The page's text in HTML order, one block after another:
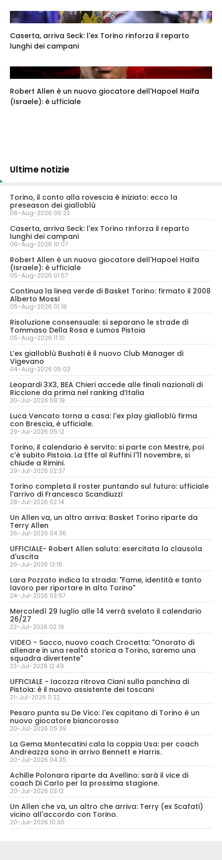
Caserta, arriva Seck: l'ex Torino rinforza il reparto
lunghi dei campani
Robert Allen è un nuovo giocatore dell'Hapoel Haifa
(Israele): è ufficiale
Ultime notizie
Torino, il conto alla rovescia è iniziato: ecco la
preseason dei gialloblù
06-Aug-2026 06:23
Caserta, arriva Seck: l'ex Torino rinforza il reparto
lunghi dei campani
06-Aug-2026 10:07
Robert Allen è un nuovo giocatore dell'Hapoel Haifa
(Israele): è ufficiale
05-Aug-2026 01:57
Continua la linea verde di Basket Torino: firmato il 2008
Alberto Mossi
05-Aug-2026 01:18
Risoluzione consensuale: si separano le strade di
Tommaso Della Rosa e Lumos Pistoia
05-Aug-2026 11:10
L’ex gialloblù Bushati è il nuovo Club Manager di
Vigevano
04-Aug-2026 05:03
Leopardi 3X3, BEA Chieri accede alle finali nazionali di
Riccione da prima nel ranking d’Italia
30-Jul-2026 08:19
Luca Vencato torna a casa: l'ex play gialloblù firma
con Brescia, è ufficiale.
29-Jul-2026 05:12
Torino, il calendario è servito: si parte con Mestre, poi
c'è subito Pistoia. La Effe al Ruffini l'11 novembre, si
chiude a Rimini.
29-Jul-2026 02:37
Torino completa il roster puntando sul futuro: ufficiale
l'arrivo di Francesco Scandiuzzi
28-Jul-2026 02:14
Un Allen va, un altro arriva: Basket Torino riparte da
Terry Allen
26-Jul-2026 04:36
UFFICIALE- Robert Allen saluta: esercitata la clausola
d'uscita
26-Jul-2026 12:15
Lara Pozzato indica la strada: "Fame, identità e tanto
lavoro per riportare in alto Torino"
24-Jul-2026 03:57
Mercoledì 29 luglio alle 14 verrà svelato il calendario
26/27
23-Jul-2026 02:19
VIDEO - Sacco, nuovo coach Crocetta: "Onorato di
allenare in una realtà storica a Torino, saremo una
squadra divertente"
23-Jul-2026 12:49
UFFICIALE - Iacozza ritrova Ciani sulla panchina di
Pistoia: è il nuovo assistente dei toscani
21-Jul-2026 11:22
Pesaro punta su De Vico: l'ex capitano di Torino è un
nuovo giocatore biancorosso
20-Jul-2026 05:39
La Gema Montecatini cala la coppia Usa: per coach
Andreazza sono in arrivo Bennett e Harris.
20-Jul-2026 04:35
Achille Polonara riparte da Avellino: sarà il vice di
coach Di Carlo per la prossima stagione.
20-Jul-2026 03:12
Un Allen che va, un altro che arriva: Terry (ex Scafati)
vicino all'accordo con Torino.
20-Jul-2026 10:30